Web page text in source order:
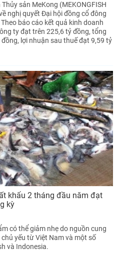
sản MeKong (MEKONGFISH
nghị quyết Đại hội đồng cổ đông
báo cáo kết quả kinh doanh
ty đạt trên 225,6 tỷ đồng, tổng
lợi nhuận sau thuế đạt 9,59 tỷ
khẩu 2 tháng đầu năm đạt
kỳ
có thể giảm nhẹ do nguồn cung
yếu từ Việt Nam và một số
và Indonesia.